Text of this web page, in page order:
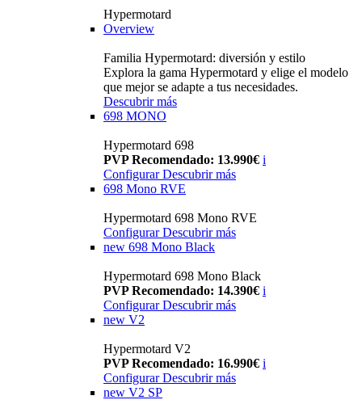
Hypermotard
Overview
Familia Hypermotard: diversión y estilo
Explora la gama Hypermotard y elige el modelo
que mejor se adapte a tus necesidades.
Descubrir más
698 MONO
Hypermotard 698
PVP Recomendado: 13.990€ i
ConfigurarDescubrir más
698 Mono RVE
Hypermotard 698 Mono RVE
Configurar Descubrir más
new 698 Mono Black
Hypermotard 698 Mono Black
PVP Recomendado: 14.390€ i
Configurar Descubrir más
new V2
Hypermotard V2
PVP Recomendado: 16.990€ i
Configurar Descubrir más
new V2 SP